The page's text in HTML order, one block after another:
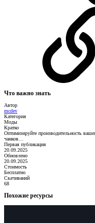
Что важно знать
Автор
mcdev
Категория
Моды
Кратко
Оптимизируйте производительность
чанков…
Первая публикация
20.09.2025
Обновлено
20.09.2025
Стоимость
Бесплатно
Скачиваний
68
Похожие ресурсы